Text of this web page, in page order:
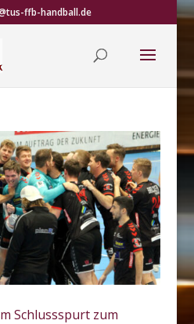
ffb-handball.de
Schlussspurt zum